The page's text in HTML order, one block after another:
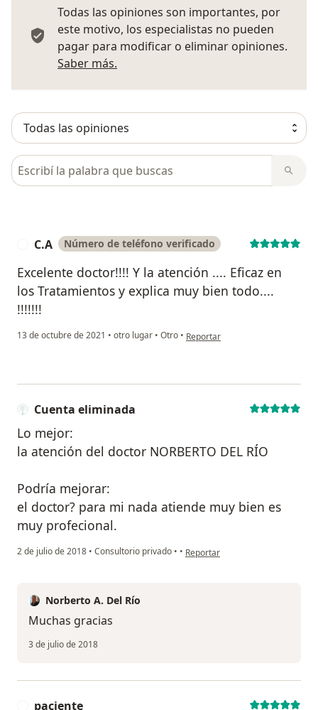
Todas las opiniones son importantes, por
este motivo, los especialistas no pueden
pagar para modificar o eliminar opiniones.
Saber más.
Busca en opiniones
C.A Número de teléfono verificado
Excelente doctor!!!! Y la atención .... Eficaz en
los Tratamientos y explica muy bien todo....
!!!!!!!
13 de octubre de 2021 • otro lugar • Otro • en opinión del usuario C.A
Reportar
Cuenta eliminada
Lo mejor:
la atención del doctor NORBERTO DEL RÍO
Podría mejorar:
el doctor? para mi nada atiende muy bien es
muy profecional.
2 de julio de 2018 • Consultorio privado • • en opinión del usuario Cuenta
Reportar
Norberto A. Del Río
Muchas gracias
3 de julio de 2018
paciente